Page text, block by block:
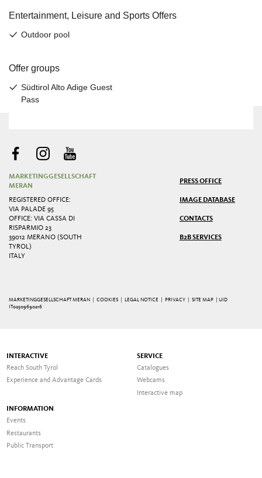
MARKETINGGESELLSCHAFT
MERAN
REGISTERED OFFICE:
VIA PALADE 95
OFFICE: VIA CASSA DI
RISPARMIO 23
39012 MERANO (SOUTH
TYROL)
ITALY
PRESS OFFICE
IMAGE DATABASE
CONTACTS
B2B SERVICES
MARKETINGGESELLSCHAFT MERAN | COOKIES LEGAL NOTICE PRIVACY |SITE MAP
| UID
IT02509690216
INTERACTIVE
Reach South Tyrol
Experience and Advantage Cards
SERVICE
Catalogues
Webcams
Interactive map
INFORMATION
Events
Restaurants
Public Transport